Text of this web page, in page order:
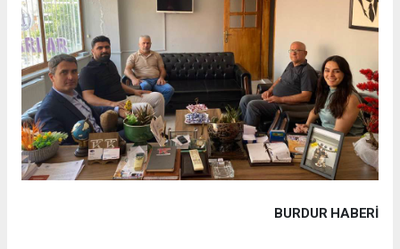
BURDUR HABERİ